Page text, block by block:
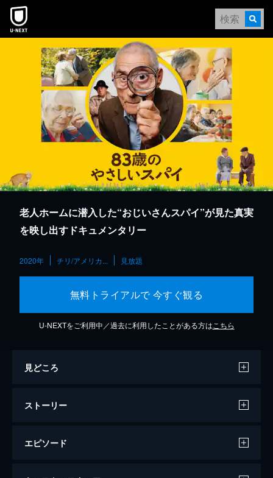
本文へスキップ
老人ホームに潜入した“おじいさんスパイ”が見た真実
を映し出すドキュメンタリー
2020年 チリ/アメリカ... 見放題
無料トライアルで 今すぐ観る
U-NEXTをご利用中／過去に利用したことがある方は こちら
見どころ
ストーリー
エピソード